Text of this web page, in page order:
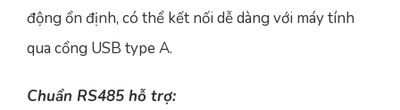
động ổn định, có thể kết nối dễ dàng với máy tính
qua cổng USB type A.
Chuẩn RS485 hỗ trợ: